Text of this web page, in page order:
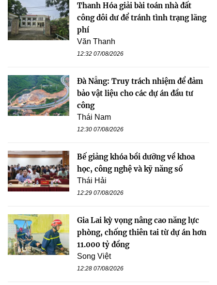
Thanh Hóa giải bài toán nhà đất
công dôi dư để tránh tình trạng lãng
phí
Văn Thanh
12:32 07/08/2026
Đà Nẵng: Truy trách nhiệm để đảm
bảo vật liệu cho các dự án đầu tư
công
Thái Nam
12:30 07/08/2026
Bế giảng khóa bồi dưỡng về khoa
học, công nghệ và kỹ năng số
Thái Hải
12:29 07/08/2026
Gia Lai kỳ vọng nâng cao năng lực
phòng, chống thiên tai từ dự án hơn
11.000 tỷ đồng
Song Việt
12:28 07/08/2026